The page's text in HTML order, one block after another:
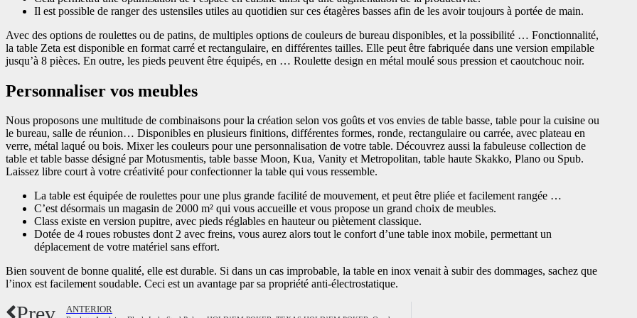
Il est possible de ranger des ustensiles utiles au quotidien sur ces étagères basses afin de les avoir toujours à portée de main.
Avec des options de roulettes ou de patins, de multiples options de couleurs de bureau disponibles, et la possibilité … Fonctionnalité,
la table Zeta est disponible en format carré et rectangulaire, en différentes tailles. Elle peut être fabriquée dans une version empilable
jusqu’à 8 pièces. En outre, les pieds peuvent être équipés, en … Roulette design en métal moulé sous pression et caoutchouc noir.
Personnaliser vos meubles
Nous proposons une multitude de combinaisons pour la création selon vos goûts et vos envies de table basse, table pour la cuisine ou
le bureau, salle de réunion… Disponibles en plusieurs finitions, différentes formes, ronde, rectangulaire ou carrée, avec plateau en
verre, métal laqué ou bois. Mixer les couleurs pour une personnalisation de votre table. Découvrez aussi la fabuleuse collection de
table et table basse désigné par Motusmentis, table basse Moon, Kua, Vanity et Metropolitan, table haute Skakko, Plano ou Spub.
Laissez libre court à votre créativité pour confectionner la table qui vous ressemble.
La table est équipée de roulettes pour une plus grande facilité de mouvement, et peut être pliée et facilement rangée …
C’est désormais un magasin de 2000 m² qui vous accueille et vous propose un grand choix de meubles.
Class existe en version pupitre, avec pieds réglables en hauteur ou piètement classique.
Dotée de 4 roues robustes dont 2 avec freins, vous aurez alors tout le confort d’une table inox mobile, permettant un
déplacement de votre matériel sans effort.
Bien souvent de bonne qualité, elle est durable. Si dans un cas improbable, la table en inox venait à subir des dommages, sachez que
l’inox est facilement soudable. Ceci est un avantage par sa propriété anti-électrostatique.
ANTERIOR